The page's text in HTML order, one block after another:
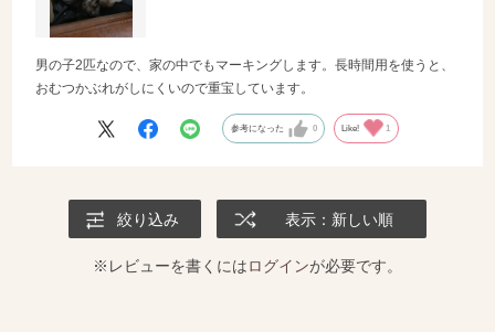
男の子2匹なので、家の中でもマーキングします。長時間用を使うと、
おむつかぶれがしにくいので重宝しています。
参考になった 0 Like! 1
絞り込み 表示：新しい順
※レビューを書くにはログインが必要です。